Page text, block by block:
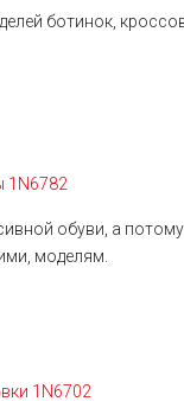
ботинок,
1N6782
обуви, а
моделям.
1N6702